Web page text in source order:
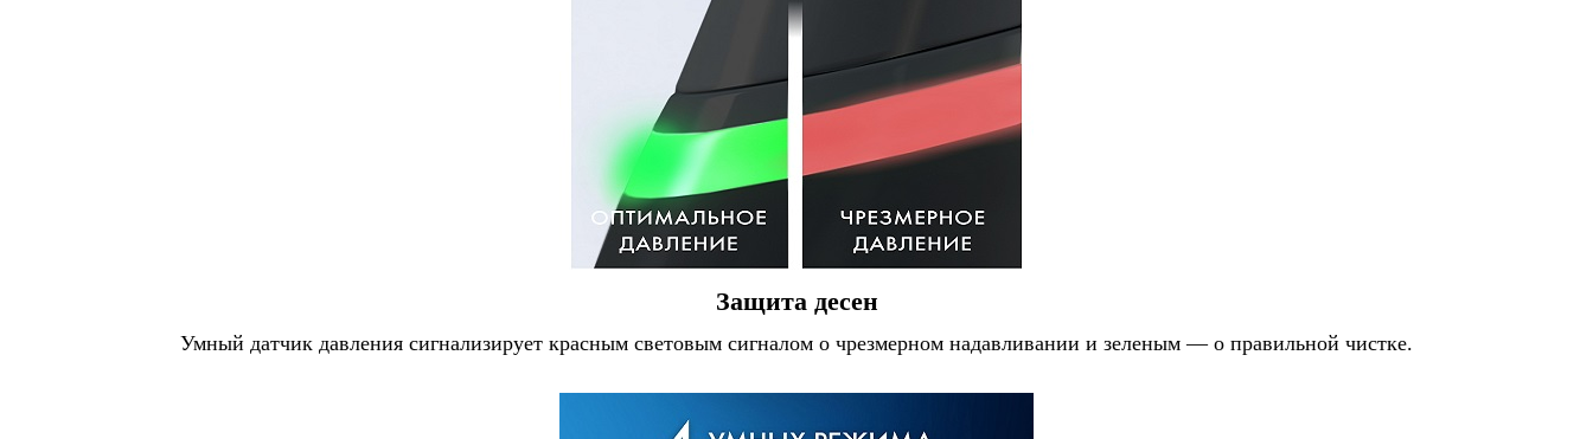
Защита десен
Умный датчик давления сигнализирует красным световым сигналом о чрезмерном надавливании и зеленым — о правильной чистке.